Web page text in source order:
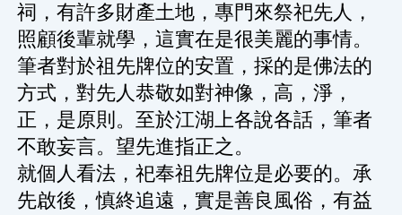
祠，有許多財產土地，專門來祭祀先人，
照顧後輩就學，這實在是很美麗的事情。
筆者對於祖先牌位的安置，採的是佛法的
方式，對先人恭敬如對神像，高，淨，
正，是原則。至於江湖上各說各話，筆者
不敢妄言。望先進指正之。
就個人看法，祀奉祖先牌位是必要的。承
先啟後，慎終追遠，實是善良風俗，有益